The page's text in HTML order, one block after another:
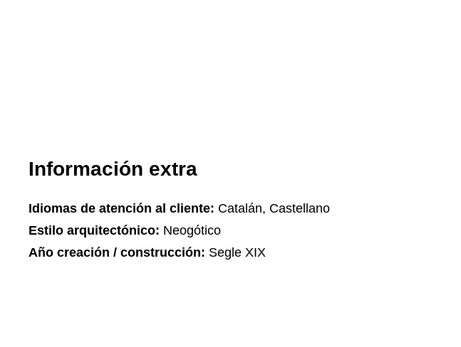
Información extra
Idiomas de atención al cliente: Catalán, Castellano
Estilo arquitectónico: Neogótico
Año creación / construcción: Segle XIX